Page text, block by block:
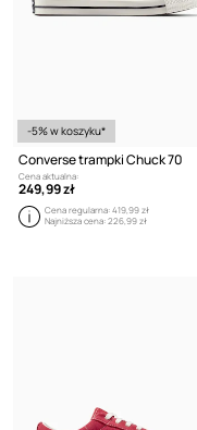
-5% w koszyku*
Converse trampki Chuck 70
Cena aktualna:
249,99 zł
Cena regularna:419,99 zł
Najniższa cena:226,99 zł